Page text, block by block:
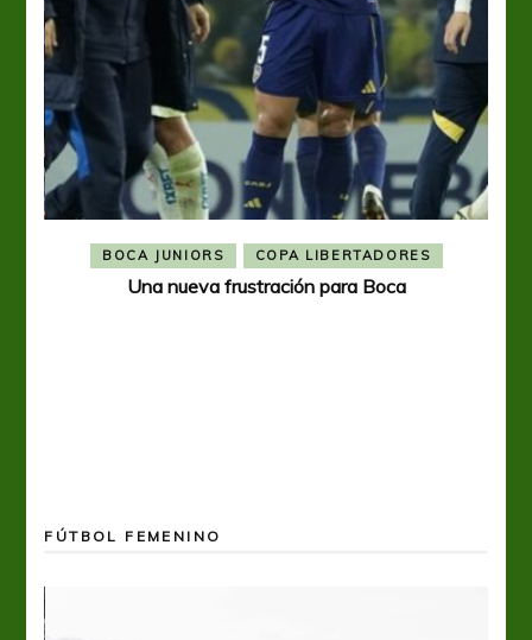
BOCA JUNIORS COPA LIBERTADORES
Una nueva frustración para Boca
FÚTBOL FEMENINO